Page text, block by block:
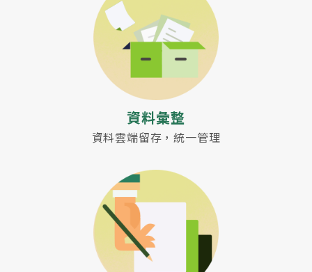
資料彙整
資料雲端留存，統一管理